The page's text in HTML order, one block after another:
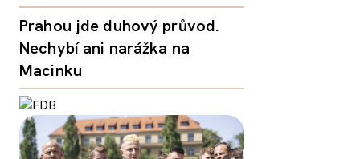
Prahou jde duhový průvod.
Nechybí ani narážka na
Macinku